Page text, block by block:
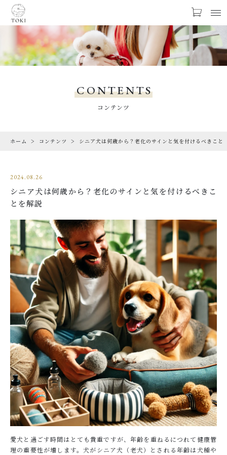
お気に入り LOGIN
CHECKED PRODUCTS
ORDER HISTORY
注文履歴
キャンペーン
ABOUT US
刻 -TOKI-について
SHOP
店舗概要
SHOPPING GUIDE
ショッピングガイド
NEWS
お知らせ
CONTENTS
コンテンツ
プライバシーポリシー
CONTENTS
コンテンツ
ホーム コンテンツ シニア犬は何歳から？老化のサインと気を付けるべきこと
2024.08.26
シニア犬は何歳から？老化のサインと気を付けるべきこ
とを解説
愛犬と過ごす時間はとても貴重ですが、年齢を重ねるにつれて健康管
理の重要性が増します。犬がシニア犬（老犬）とされる年齢は犬種や